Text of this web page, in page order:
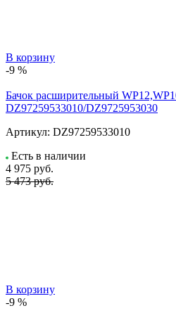
В корзину
-9 %
Бачок расширительный
DZ97259533010/DZ9725953030
Артикул: DZ97259533010
Есть в наличии
4 975 руб.
5 473 руб.
В корзину
-9 %